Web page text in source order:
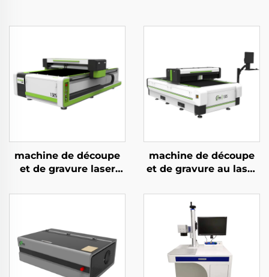
machine de découpe
et de gravure laser
et verte pour
machine de découpe
et de gravure au laser
magnétique 1325,
haute vitesse